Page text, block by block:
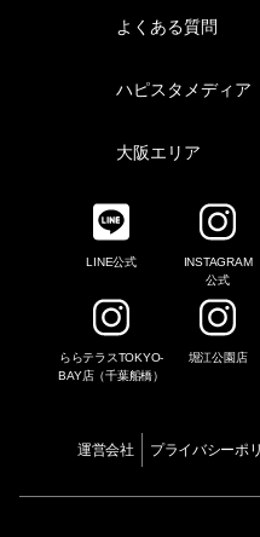
よくある質問
ハピスタメディア
大阪エリア
LINE公式
INSTAGRAM
公式
ららテラスTOKYO-
BAY店（千葉船橋）
堀江公園店
運営会社 プライバシーポ